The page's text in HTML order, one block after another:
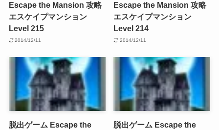
Escape the Mansion 攻略
エスケイプマンション
Level 215
2014/12/11
Escape the Mansion 攻略
エスケイプマンション
Level 214
2014/12/11
脱出ゲーム Escape the
脱出ゲーム Escape the